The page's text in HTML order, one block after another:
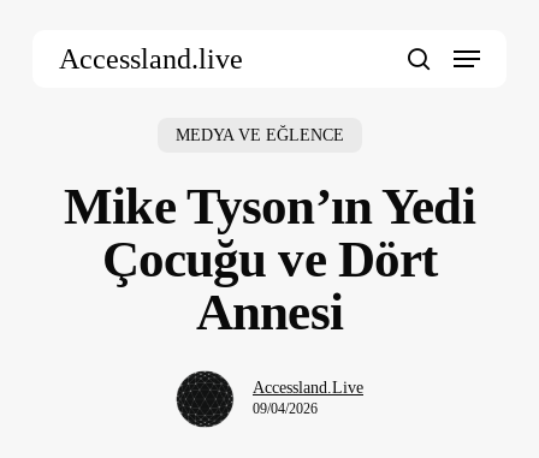
Accessland.live Menu
MEDYA VE EĞLENCE
Mike Tyson’ın Yedi
Çocuğu ve Dört
Annesi
Accessland.Live
09/04/2026